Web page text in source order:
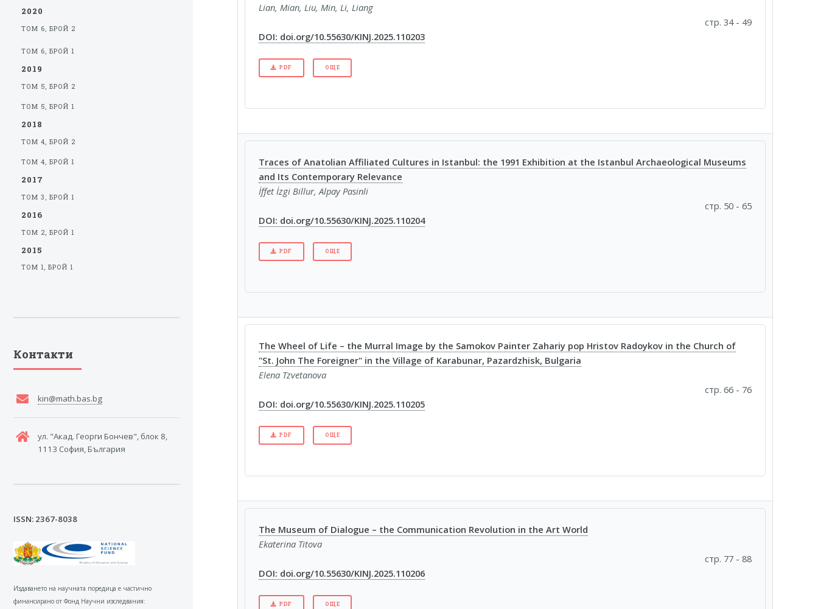
2020
ТОМ 6, БРОЙ 2
ТОМ 6, БРОЙ 1
2019
ТОМ 5, БРОЙ 2
ТОМ 5, БРОЙ 1
2018
ТОМ 4, БРОЙ 2
ТОМ 4, БРОЙ 1
2017
ТОМ 3, БРОЙ 1
2016
ТОМ 2, БРОЙ 1
2015
ТОМ 1, БРОЙ 1
Контакти
kin@math.bas.bg
ул. "Акад. Георги Бончев", блок 8,
1113 София, България
ISSN: 2367-8038
Издаването на научната поредица е частично
финансирано от Фонд Научни изследвания:
Lian, Mian, Liu, Min, Li, Liang
стр. 34 - 49
DOI: doi.org/10.55630/KINJ.2025.110203
PDF ОЩЕ
Traces of Anatolian Affiliated Cultures in Istanbul: the 1991 Exhibition at the Istanbul Archaeological Museums
and Its Contemporary Relevance
İffet İzgi Billur, Alpay Pasinli
стр. 50 - 65
DOI: doi.org/10.55630/KINJ.2025.110204
PDF ОЩЕ
The Wheel of Life – the Murral Image by the Samokov Painter Zahariy pop Hristov Radоykov in the Church of
"St. John The Foreigner" in the Village of Karabunar, Pazardzhisk, Bulgaria
Elena Tzvetanova
стр. 66 - 76
DOI: doi.org/10.55630/KINJ.2025.110205
PDF ОЩЕ
The Museum of Dialogue – the Communication Revolution in the Art World
Ekaterina Titova
стр. 77 - 88
DOI: doi.org/10.55630/KINJ.2025.110206
PDF ОЩЕ